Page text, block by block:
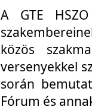
A GTE
közös
versenyekkel
során
Fórum és